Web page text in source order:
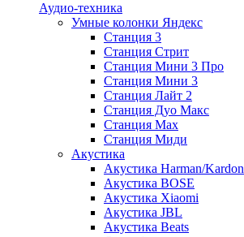
Аудио-техника
Умные колонки Яндекс
Станция 3
Станция Стрит
Станция Мини 3 Про
Станция Мини 3
Станция Лайт 2
Станция Дуо Макс
Станция Max
Станция Миди
Акустика
Акустика Harman/Kardon
Акустика BOSE
Акустика Xiaomi
Акустика JBL
Акустика Beats